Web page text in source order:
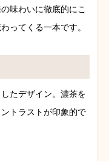
味わいに徹底的にこ
ってくる一本です。
たデザイン。濃茶を
トラストが印象的で